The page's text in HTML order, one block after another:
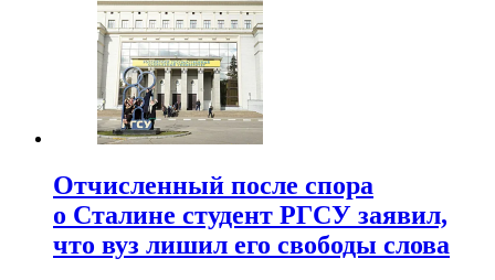
Отчисленный после спора
о Сталине студент РГСУ заявил,
что вуз лишил его свободы слова